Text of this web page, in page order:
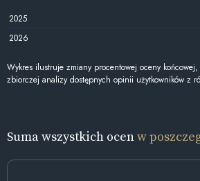
2025
2026
Wykres ilustruje zmiany procentowej oceny
zbiorczej analizy dostępnych opinii użytkowników z
Suma wszystkich ocenw